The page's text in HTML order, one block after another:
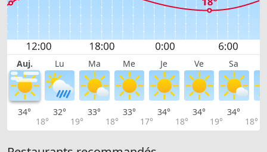
Auj. Lu Ma Me Je Ve Sa
34°
18°
32°
19°
33°
18°
33°
17°
34°
18°
34°
19°
34°
18°